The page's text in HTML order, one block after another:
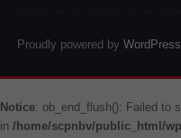
Proudly powered by WordPress
Notice: ob_end_flush(): Failed to
in /home/scpnbv/public_html/